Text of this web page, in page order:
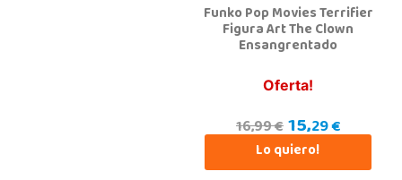
Juguetilandia San Juan
Funko Pop Movies Terrifier
Figura Art The Clown
Ensangrentado
Oferta!
16,99 €15,29 €
Lo quiero!